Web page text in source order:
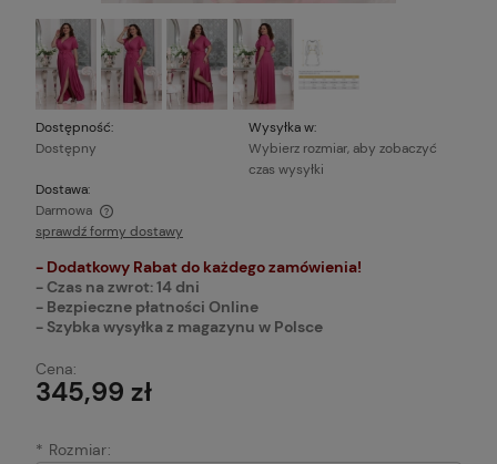
Dostępność:
Dostępny
Wysyłka w:
Wybierz rozmiar, aby zobaczyć
czas wysyłki
Dostawa:
Darmowa
Cena nie zawiera ewentualnych kosztów płatności
sprawdź formy dostawy
- Dodatkowy Rabat do każdego zamówienia!
- Czas na zwrot: 14 dni
- Bezpieczne płatności Online
- Szybka wysyłka z magazynu w Polsce
Cena:
345,99 zł
* Rozmiar: